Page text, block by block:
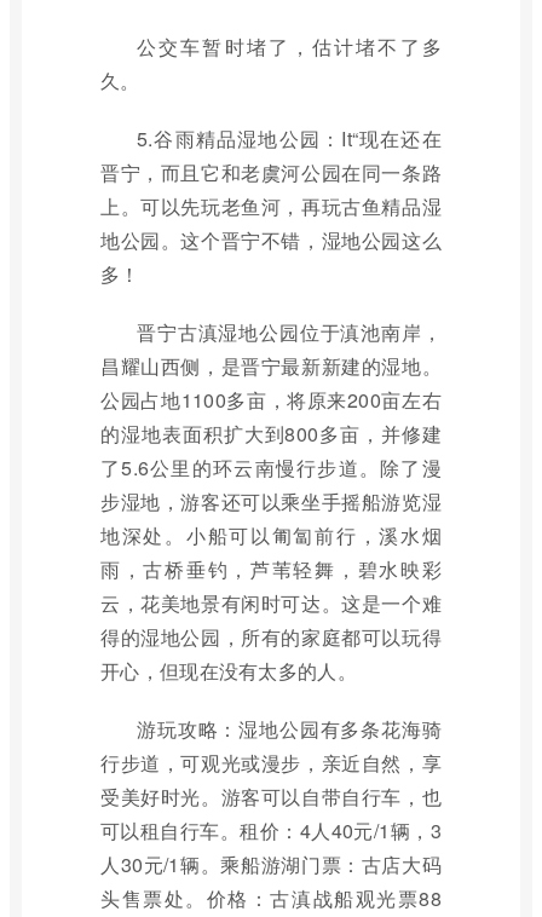
公交车暂时堵了，估计堵不了多
久。
5.谷雨精品湿地公园：It“现在还在
晋宁，而且它和老虞河公园在同一条路
上。可以先玩老鱼河，再玩古鱼精品湿
地公园。这个晋宁不错，湿地公园这么
多！
晋宁古滇湿地公园位于滇池南岸，
昌耀山西侧，是晋宁最新新建的湿地。
公园占地1100多亩，将原来200亩左右
的湿地表面积扩大到800多亩，并修建
了5.6公里的环云南慢行步道。除了漫
步湿地，游客还可以乘坐手摇船游览湿
地深处。小船可以匍匐前行，溪水烟
雨，古桥垂钓，芦苇轻舞，碧水映彩
云，花美地景有闲时可达。这是一个难
得的湿地公园，所有的家庭都可以玩得
开心，但现在没有太多的人。
游玩攻略：湿地公园有多条花海骑
行步道，可观光或漫步，亲近自然，享
受美好时光。游客可以自带自行车，也
可以租自行车。租价：4人40元/1辆，3
人30元/1辆。乘船游湖门票：古店大码
头售票处。价格：古滇战船观光票88